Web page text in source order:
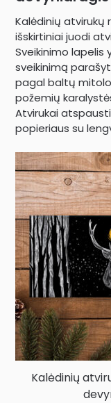
Kalėdinių atvirukų
išskirtiniai juodi
Sveikinimo lapelis
sveikinimą
pagal baltų
požemių
Atvirukai
popieriaus su
Kalėdinių